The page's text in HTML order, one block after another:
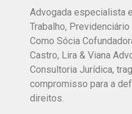
Advogada especialista
Trabalho, Previdenciário
Como Sócia
Castro, Lira & Viana
Consultoria Jurídica,
compromisso para a
direitos.